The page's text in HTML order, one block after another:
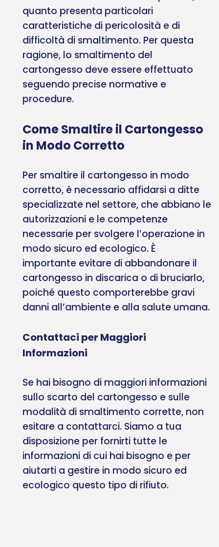
quanto presenta particolari
caratteristiche di pericolosità e di
difficoltà di smaltimento. Per questa
ragione, lo smaltimento del
cartongesso deve essere effettuato
seguendo precise normative e
procedure.
Come Smaltire il Cartongesso
in Modo Corretto
Per smaltire il cartongesso in modo
corretto, è necessario affidarsi a ditte
specializzate nel settore, che abbiano le
autorizzazioni e le competenze
necessarie per svolgere l’operazione in
modo sicuro ed ecologico. È
importante evitare di abbandonare il
cartongesso in discarica o di bruciarlo,
poiché questo comporterebbe gravi
danni all’ambiente e alla salute umana.
Contattaci per Maggiori
Informazioni
Se hai bisogno di maggiori informazioni
sullo scarto del cartongesso e sulle
modalità di smaltimento corrette, non
esitare a contattarci. Siamo a tua
disposizione per fornirti tutte le
informazioni di cui hai bisogno e per
aiutarti a gestire in modo sicuro ed
ecologico questo tipo di rifiuto.